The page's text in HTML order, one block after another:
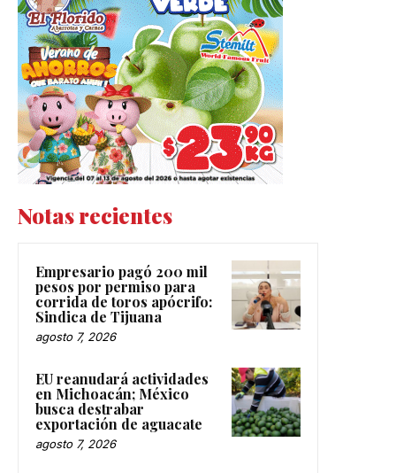
Notas recientes
Empresario pagó 200 mil
pesos por permiso para
corrida de toros apócrifo:
Sindica de Tijuana
agosto 7, 2026
EU reanudará actividades
en Michoacán; México
busca destrabar
exportación de aguacate
agosto 7, 2026